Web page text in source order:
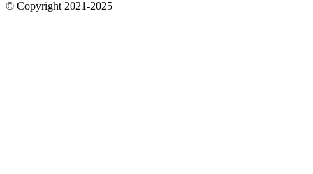
© Copyright 2021-2025